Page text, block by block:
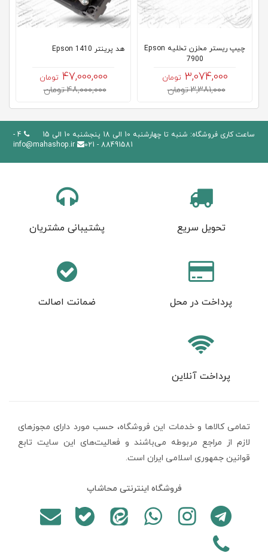
چیپ ریستر مخزن تخلیه Epson
7900
3,074,000 تومان
3,381,000 تومان
هد پرینتر Epson 1410
47,000,000 تومان
48,000,000 تومان
ساعت کاری فروشگاه: شنبه تا چهارشنبه 10 الی 18 پنجشنبه 10 الی 15
4 -
88491581 - 021
info@mahashop.ir
تحویل سریع پشتیبانی مشتریان
پرداخت در محل ضمانت اصالت
پرداخت آنلاین
تمامی كالاها و خدمات اين فروشگاه، حسب مورد دارای مجوزهای
لازم از مراجع مربوطه می‌باشند و فعاليت‌های اين سايت تابع
قوانين جمهوری اسلامی ایران است.
فروشگاه اینترنتی محاشاپ